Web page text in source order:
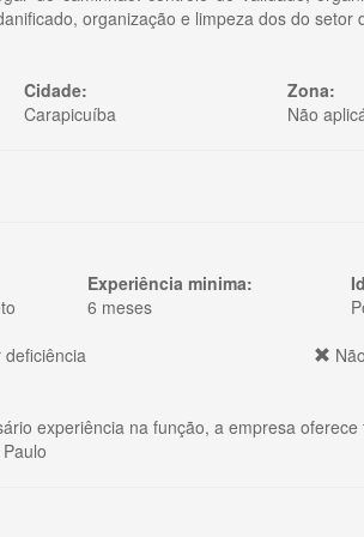
organização e limpeza dos do
Cidade:
Carapicuíba
Zona:
Não
Experiência minima:
6 meses
deficiência
experiência na função, a empresa